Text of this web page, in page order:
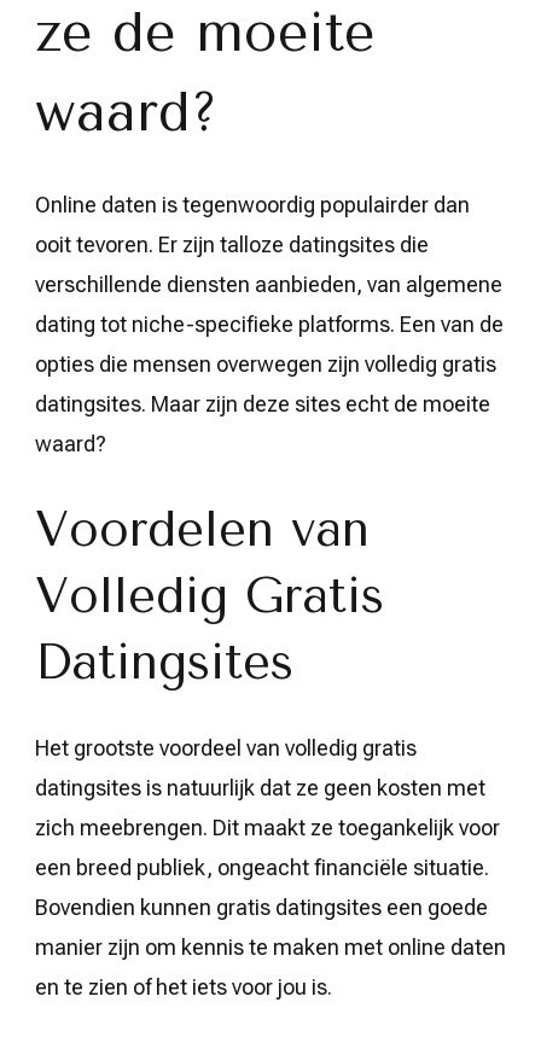
ze de moeite
waard?
Online daten is tegenwoordig populairder dan
ooit tevoren. Er zijn talloze datingsites die
verschillende diensten aanbieden, van algemene
dating tot niche-specifieke platforms. Een van de
opties die mensen overwegen zijn volledig gratis
datingsites. Maar zijn deze sites echt de moeite
waard?
Voordelen van
Volledig Gratis
Datingsites
Het grootste voordeel van volledig gratis
datingsites is natuurlijk dat ze geen kosten met
zich meebrengen. Dit maakt ze toegankelijk voor
een breed publiek, ongeacht financiële situatie.
Bovendien kunnen gratis datingsites een goede
manier zijn om kennis te maken met online daten
en te zien of het iets voor jou is.